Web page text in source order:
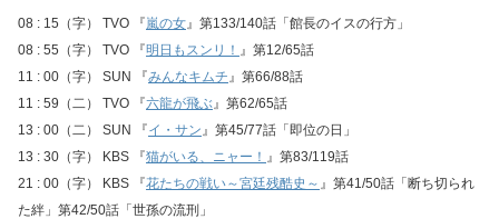
08 : 15（字） TVO 『嵐の女 』第133/140話「館長のイスの行方」
08 : 55（字） TVO 『明日もスンリ！ 』第12/65話
11 : 00（字） SUN 『みんなキムチ 』第66/88話
11 : 59（二） TVO 『六龍が飛ぶ 』第62/65話
13 : 00（二） SUN 『イ・サン 』第45/77話「即位の日」
13 : 30（字） KBS 『猫がいる、ニャー！ 』第83/119話
21 : 00（字） KBS 『花たちの戦い～宮廷残酷史～ 』第41/50話「断ち切られ
た絆」第42/50話「世孫の流刑」